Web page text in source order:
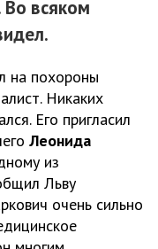
Во всяком
на похороны
Никаких
Его пригласил
Леонида
из
Льву
очень сильно